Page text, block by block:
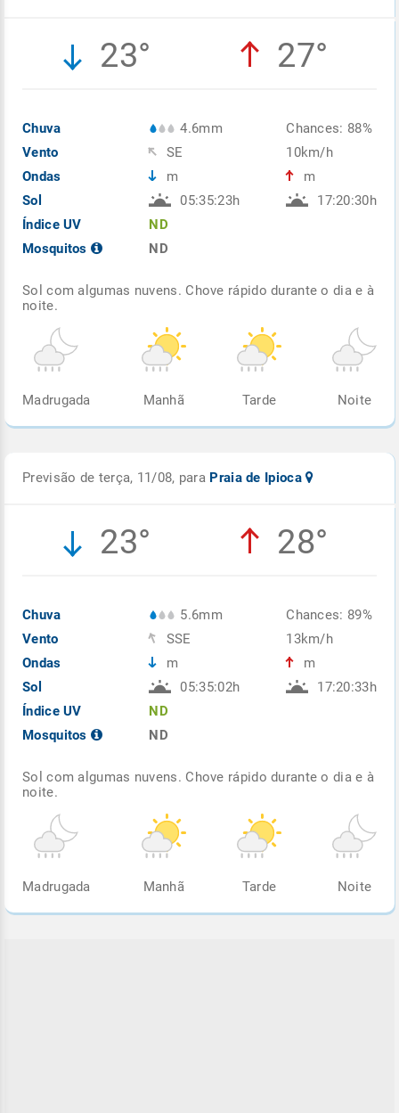
23° 27°
Chuva
Vento
Ondas
Sol
Índice UV
Mosquitos
4.6mm
SE
m
05:35:23h
ND
ND
Chances: 88%
10km/h
m
17:20:30h
Sol com algumas nuvens. Chove rápido durante o dia e à
noite.
Madrugada Manhã Tarde Noite
Previsão de terça, 11/08, para Praia de Ipioca
23° 28°
Chuva
Vento
Ondas
Sol
Índice UV
Mosquitos
5.6mm
SSE
m
05:35:02h
ND
ND
Chances: 89%
13km/h
m
17:20:33h
Sol com algumas nuvens. Chove rápido durante o dia e à
noite.
Madrugada Manhã Tarde Noite